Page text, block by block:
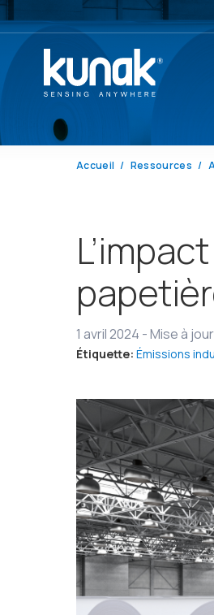
Accueil Ressources
1 avril 2024 -Mise à
Étiquette:Émissions